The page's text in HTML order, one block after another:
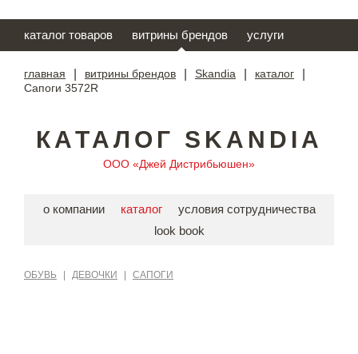
каталог товаров витрины брендов услуги
главная витрины брендов Skandia каталог
Сапоги 3572R
КАТАЛОГ SKANDIA
ООО «Джей Дистрибьюшен»
о компании каталог
условия сотрудничества
look book
ОБУВЬ ДЕВОЧКИ САПОГИ